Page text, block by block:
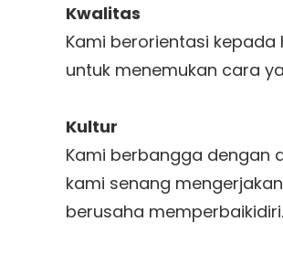
Kwalitas
Kami berorientasi kepada
untuk menemukan cara
Kultur
Kami berbangga dengan
kami senang
berusaha memperbaikidiri.